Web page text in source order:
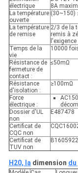
électrique
8A
La température
ouverte
(30~150)
La température
de remise
2/3 de la
remis à
Temps de la
vie
10000
Résistance de
fermeture de
contact :
≤50mΩ
Résistance
d'isolation :
≥100mΩ
Force
électrique :
Dossier d'UL
non
E487478
Certificat de
CQC non
Certificat de
TUV non
H20, ladimension